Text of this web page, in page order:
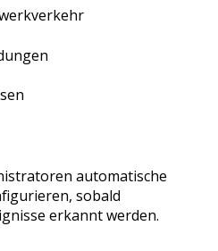
automatische
sobald
erkannt werden.